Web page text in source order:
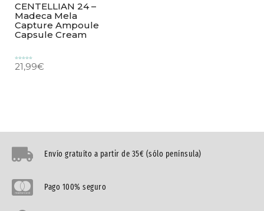
CENTELLIAN 24 –
Madeca Mela
Capture Ampoule
Capsule Cream
con
5.00
21,99€
Envío gratuíto a partir de 35€ (sólo península)
Pago 100% seguro